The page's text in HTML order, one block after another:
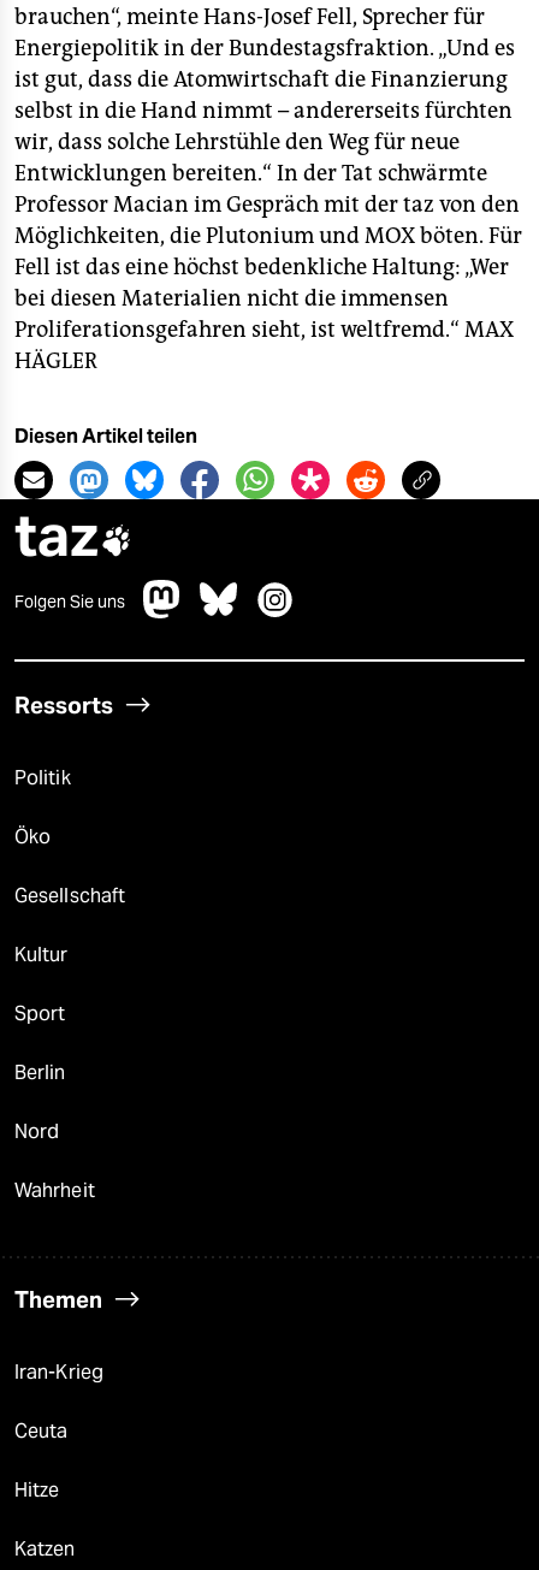
brauchen“, meinte Hans-Josef Fell, Sprecher für
Energiepolitik in der Bundestagsfraktion. „Und es
ist gut, dass die Atomwirtschaft die Finanzierung
selbst in die Hand nimmt – andererseits fürchten
wir, dass solche Lehrstühle den Weg für neue
Entwicklungen bereiten.“ In der Tat schwärmte
Professor Macian im Gespräch mit der taz von den
Möglichkeiten, die Plutonium und MOX böten. Für
Fell ist das eine höchst bedenkliche Haltung: „Wer
bei diesen Materialien nicht die immensen
Proliferationsgefahren sieht, ist weltfremd.“ MAX
HÄGLER
Diesen Artikel teilen
taz
Folgen Sie uns
Ressorts
Politik
Öko
Gesellschaft
Kultur
Sport
Berlin
Nord
Wahrheit
Themen
Iran-Krieg
Ceuta
Hitze
Katzen